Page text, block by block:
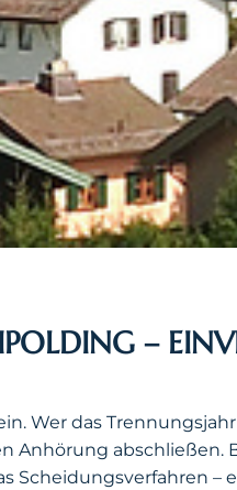
–
Wer das
abschließen.
–